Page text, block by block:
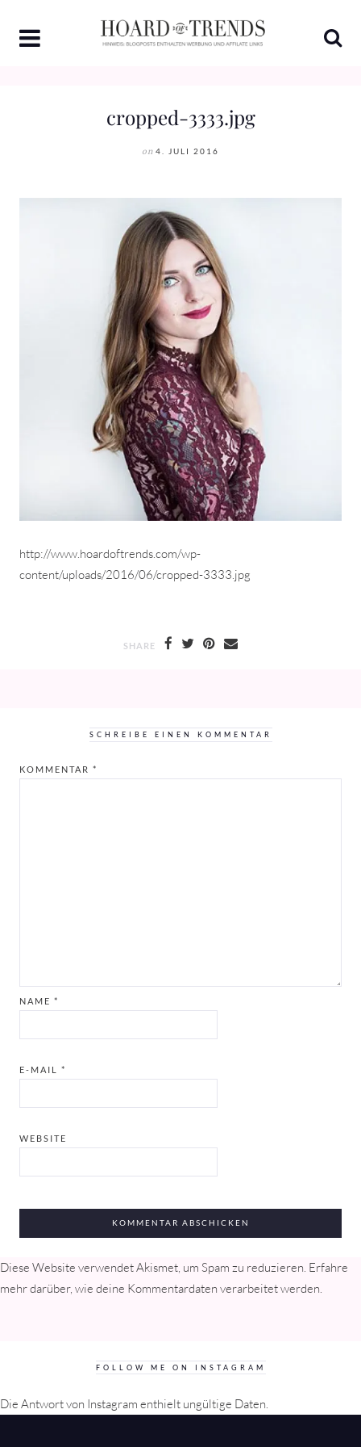
content
cropped-3333.jpg
on 4. JULI 2016
http://www.hoardoftrends.com/wp-
content/uploads/2016/06/cropped-3333.jpg
SHARE
SCHREIBE EINEN KOMMENTAR
KOMMENTAR *
NAME *
E-MAIL *
WEBSITE
Diese Website verwendet Akismet, um Spam zu reduzieren. Erfahre
mehr darüber, wie deine Kommentardaten verarbeitet werden.
FOLLOW ME ON INSTAGRAM
Die Antwort von Instagram enthielt ungültige Daten.